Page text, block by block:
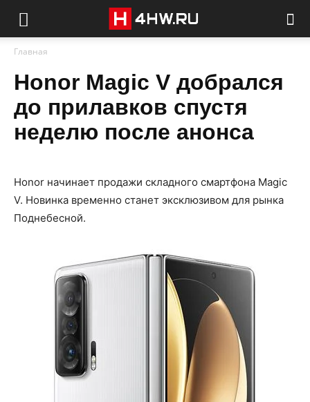
Главная
Honor Magic V добрался
до прилавков спустя
неделю после анонса
Honor начинает продажи складного смартфона Magic
V. Новинка временно станет эксклюзивом для рынка
Поднебесной.